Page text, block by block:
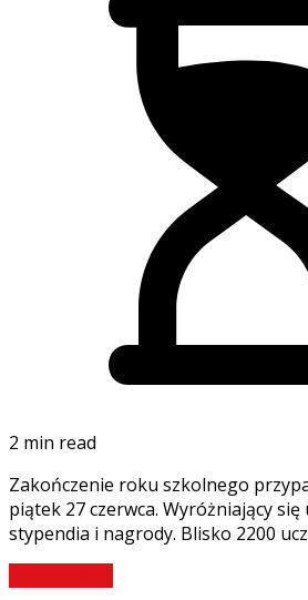
2 min read
Zakończenie roku szkolnego
piątek 27 czerwca. Wyróżniający
stypendia i nagrody. Blisko 2200